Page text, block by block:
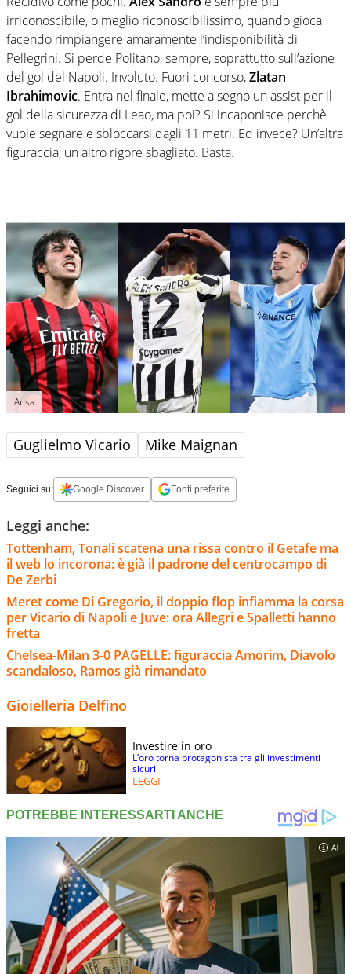
irriconoscibile, o meglio riconoscibilissimo, quando gioca
facendo rimpiangere amaramente l’indisponibilità di
Pellegrini. Si perde Politano, sempre, soprattutto sull’azione
del gol del Napoli. Involuto. Fuori concorso,Zlatan
Ibrahimovic. Entra nel finale, mette a segno un assist per il
gol della sicurezza di Leao, ma poi? Si incaponisce perchè
vuole segnare e sbloccarsi dagli 11 metri. Ed invece? Un’altra
figuraccia, un altro rigore sbagliato. Basta.
Ansa
Guglielmo Vicario Mike Maignan
Seguici su: Google Discover Fonti preferite
Leggi anche:
Tottenham, Tonali scatena una rissa contro il Getafe ma
il web lo incorona: è già il padrone del centrocampo di
De Zerbi
Meret come Di Gregorio, il doppio flop infiamma la corsa
per Vicario di Napoli e Juve: ora Allegri e Spalletti hanno
fretta
Chelsea-Milan 3-0 PAGELLE: figuraccia Amorim, Diavolo
scandaloso, Ramos già rimandato
Gioielleria Delfino
Investire in oro
L’oro torna protagonista tra gli investimenti
sicuri
LEGGI